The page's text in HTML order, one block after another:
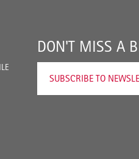
DON'T MISS A
SUBSCRIBE TO